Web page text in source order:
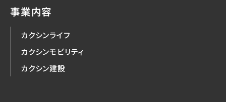
事業内容
カクシンライフ
カクシンモビリティ
カクシン建設